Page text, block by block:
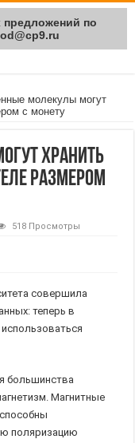
молекулы могут
с монету
хранить
размером
518 Просмотры
совершила
теперь в
большинства
Магнитные
поляризацию
по